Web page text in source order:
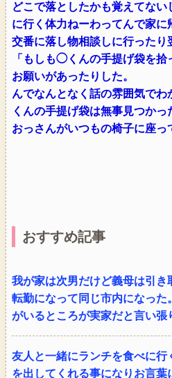
どこで落としたかも覚えてない
に行く体力ねーわってんで家に
交番に落し物相談しに行ったり
「もしも◯くんの手提げ袋を拾
お願いがあったりした。
んでなんとなく話の雰囲気で
くんの手提げ袋は無事見つかっ
おっさんがいつもの椅子に座っ
おすすめ記事
我が家は次男だけど義母は引き
転勤になって同じ市内になった
がいるところが実家だと言い張
友人と一緒にランチを食べに行
を出してくれる事になりお言葉